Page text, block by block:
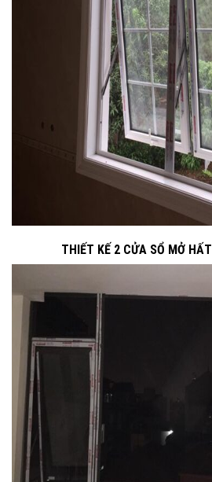
THIẾT KẾ 2 CỬA SỔ MỞ HẤT